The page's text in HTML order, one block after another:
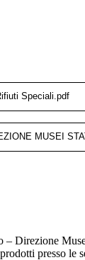
– Direzione
presso le